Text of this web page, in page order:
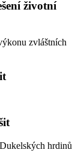
životní
zvláštních
hrdinů